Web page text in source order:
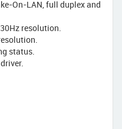
On-LAN, full duplex and
resolution.
status.